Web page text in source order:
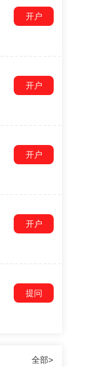
开户
开户
开户
开户
提问
全部>